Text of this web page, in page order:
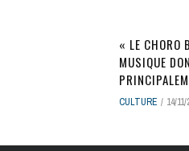
« LE CHORO
MUSIQUE
CULTURE 14/